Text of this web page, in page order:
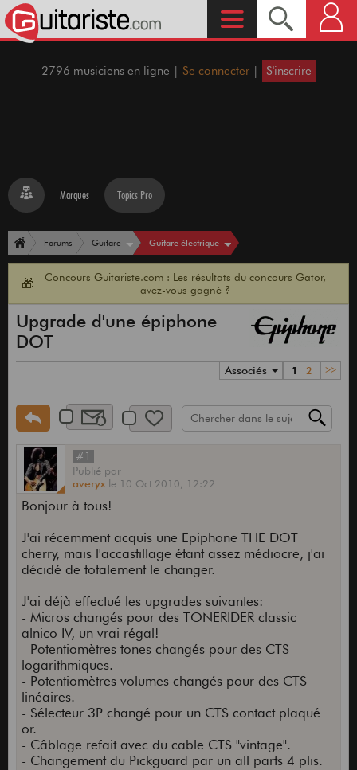
2796 musiciens en ligne | Se connecter | S'inscrire
Marques Topics Pro
Forums Guitare Guitare électrique
🎁
Concours Guitariste.com : Les résultats du concours Gator,
avez-vous gagné ?
Upgrade d'une épiphone
DOT
Associés 1 2 >>
#1
Publié par
averyx le 10 Oct 2010, 12:22
Bonjour à tous!
J'ai récemment acquis une Epiphone THE DOT
cherry, mais l'accastillage étant assez médiocre, j'ai
décidé de totalement le changer.
J'ai déjà effectué les upgrades suivantes:
- Micros changés pour des TONERIDER classic
alnico IV, un vrai régal!
- Potentiomètres tones changés pour des CTS
logarithmiques.
- Potentiomètres volumes changés pour des CTS
linéaires.
- Sélecteur 3P changé pour un CTS contact plaqué
or.
- Câblage refait avec du cable CTS "vintage".
- Changement du Pickguard par un all parts 4 plis.